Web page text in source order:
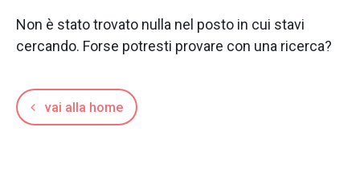
Non è stato trovato nulla nel posto in cui stavi
cercando. Forse potresti provare con una ricerca?
vai alla home